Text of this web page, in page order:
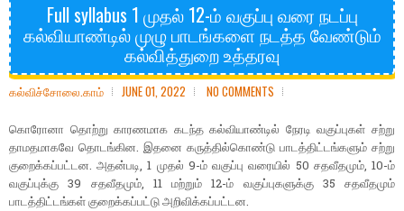
Full syllabus 1 முதல் 12-ம் வகுப்பு வரை நடப்பு
கல்வியாண்டில் முழு பாடங்களை நடத்த வேண்டும்
கல்வித்துறை உத்தரவு
கல்விச்சோலை.காம் JUNE 01, 2022 NO COMMENTS
கொரோனா தொற்று காரணமாக கடந்த கல்வியாண்டில் நேரடி வகுப்புகள் சற்று
தாமதமாகவே தொடங்கின. இதனை கருத்தில்கொண்டு பாடத்திட்டங்களும் சற்று
குறைக்கப்பட்டன. அதன்படி, 1 முதல் 9-ம் வகுப்பு வரையில் 50 சதவீதமும், 10-ம்
வகுப்புக்கு 39 சதவீதமும், 11 மற்றும் 12-ம் வகுப்புகளுக்கு 35 சதவீதமும்
பாடத்திட்டங்கள் குறைக்கப்பட்டு அறிவிக்கப்பட்டன.